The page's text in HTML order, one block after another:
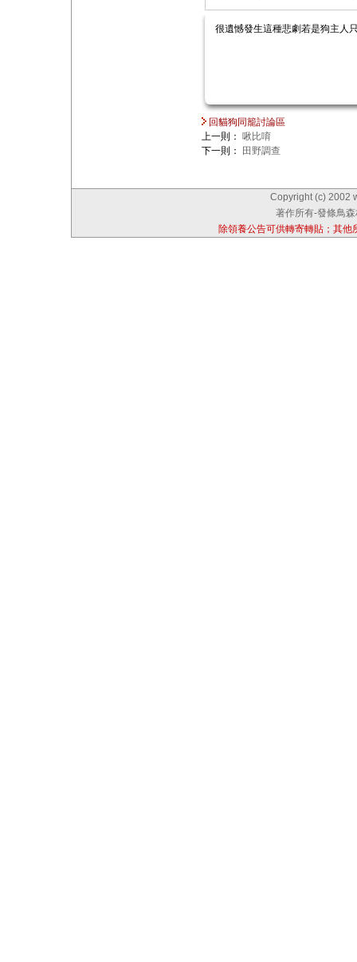
很遺憾發生這種悲劇若是狗主人
回貓狗同籠討論區
上一則： 啾比唷
下一則：
田野調查
Copyright (c) 2002
著作所有-發條鳥
除領養公告可供轉寄轉貼；其